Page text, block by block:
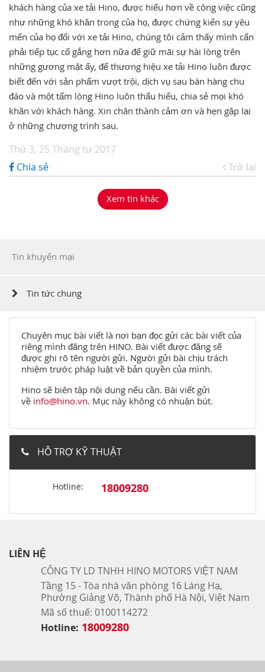
khách hàng của xe tải Hino, được hiểu hơn về công việc cũng
như những khó khăn trong của họ, được chứng kiến sự yêu
mến của họ đối với xe tải Hino, chúng tôi cảm thấy mình cẩn
phải tiếp tục cố gắng hơn nữa để giữ mãi sự hài lòng trên
những gương mặt ấy, để thương hiệu xe tải Hino luôn được
biết đến với sản phẩm vượt trội, dịch vụ sau bán hàng chu
đáo và một tấm lòng Hino luôn thấu hiểu, chia sẻ mọi khó
khăn với khách hàng. Xin chân thành cảm ơn và hẹn gặp lại
ở những chương trình sau.
Thứ 3, 25 Tháng tư 2017
Chia sẻ
Trở lại
Xem tin khác
Tin khuyến mại
Tin tức chung
Chuyên mục bài viết là nơi bạn đọc gửi các bài viết của
riêng mình đăng trên HINO. Bài viết được đăng sẽ
được ghi rõ tên người gửi. Người gửi bài chịu trách
nhiệm trước pháp luật về bản quyền của mình.
Hino sẽ biên tập nội dung nếu cần. Bài viết gửi
về info@hino.vn. Mục này không có nhuận bút.
HỖ TRỢ KỸ THUẬT
Hotline: 18009280
LIÊN HỆ
CÔNG TY LD TNHH HINO MOTORS VIỆT NAM
Tầng 15 - Tòa nhà văn phòng 16 Láng Hạ,
Phường Giảng Võ, Thành phố Hà Nội, Việt Nam
Mã số thuế: 0100114272
Hotline: 18009280